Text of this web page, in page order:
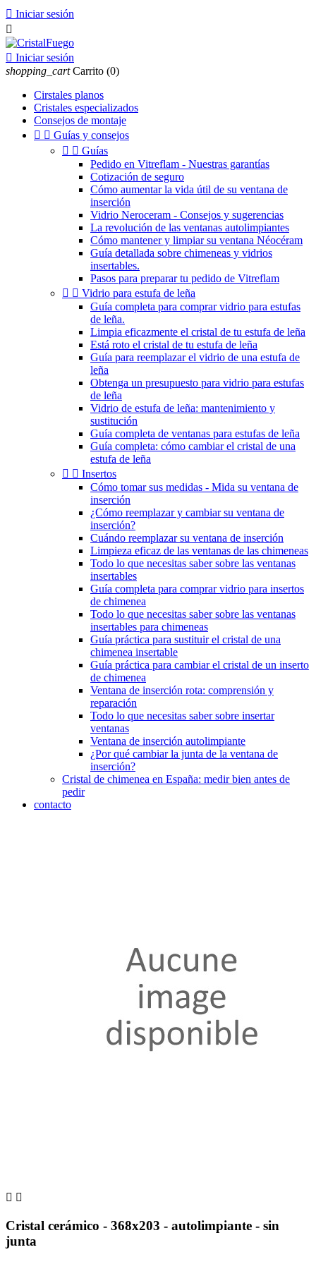
 Iniciar sesión

 Iniciar sesión
shopping_cart Carrito (0)
Cirstales planos
Cristales especializados
Consejos de montaje
  Guías y consejos
  Guías
Pedido en Vitreflam - Nuestras garantías
Cotización de seguro
Cómo aumentar la vida útil de su ventana de
inserción
Vidrio Neroceram - Consejos y sugerencias
La revolución de las ventanas autolimpiantes
Cómo mantener y limpiar su ventana Néocéram
Guía detallada sobre chimeneas y vidrios
insertables.
Pasos para preparar tu pedido de Vitreflam
  Vidrio para estufa de leña
Guía completa para comprar vidrio para estufas
de leña.
Limpia eficazmente el cristal de tu estufa de leña
Está roto el cristal de tu estufa de leña
Guía para reemplazar el vidrio de una estufa de
leña
Obtenga un presupuesto para vidrio para estufas
de leña
Vidrio de estufa de leña: mantenimiento y
sustitución
Guía completa de ventanas para estufas de leña
Guía completa: cómo cambiar el cristal de una
estufa de leña
  Insertos
Cómo tomar sus medidas - Mida su ventana de
inserción
¿Cómo reemplazar y cambiar su ventana de
inserción?
Cuándo reemplazar su ventana de inserción
Limpieza eficaz de las ventanas de las chimeneas
Todo lo que necesitas saber sobre las ventanas
insertables
Guía completa para comprar vidrio para insertos
de chimenea
Todo lo que necesitas saber sobre las ventanas
insertables para chimeneas
Guía práctica para sustituir el cristal de una
chimenea insertable
Guía práctica para cambiar el cristal de un inserto
de chimenea
Ventana de inserción rota: comprensión y
reparación
Todo lo que necesitas saber sobre insertar
ventanas
Ventana de inserción autolimpiante
¿Por qué cambiar la junta de la ventana de
inserción?
Cristal de chimenea en España: medir bien antes de
pedir
contacto
 
Cristal cerámico - 368x203 - autolimpiante - sin
junta